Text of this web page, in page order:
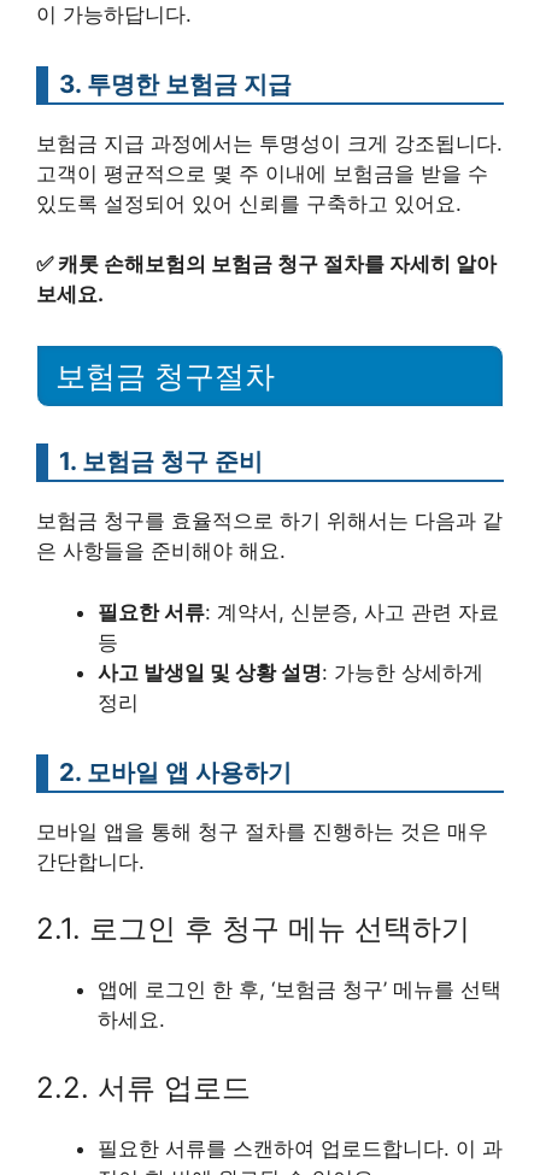
이 가능하답니다.
3. 투명한 보험금 지급
보험금 지급 과정에서는 투명성이 크게 강조됩니다.
고객이 평균적으로 몇 주 이내에 보험금을 받을 수
있도록 설정되어 있어 신뢰를 구축하고 있어요.
✅캐롯 손해보험의 보험금 청구 절차를 자세히 알아
보세요.
보험금 청구절차
1. 보험금 청구 준비
보험금 청구를 효율적으로 하기 위해서는 다음과 같
은 사항들을 준비해야 해요.
필요한 서류: 계약서, 신분증, 사고 관련 자료
등
사고 발생일 및 상황 설명: 가능한 상세하게
정리
2. 모바일 앱 사용하기
모바일 앱을 통해 청구 절차를 진행하는 것은 매우
간단합니다.
2.1. 로그인 후 청구 메뉴 선택하기
앱에 로그인 한 후, ‘보험금 청구’ 메뉴를 선택
하세요.
2.2. 서류 업로드
필요한 서류를 스캔하여 업로드합니다. 이 과